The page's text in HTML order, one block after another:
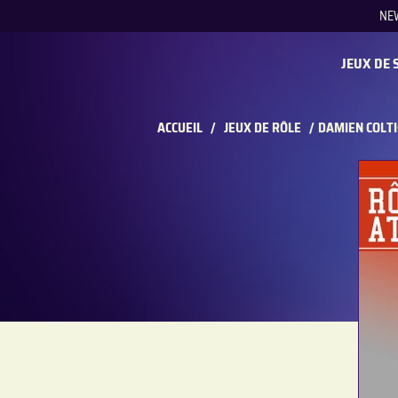
JEUX DE
ACCUEIL / JEUX DE RÔLE / DAMIEN